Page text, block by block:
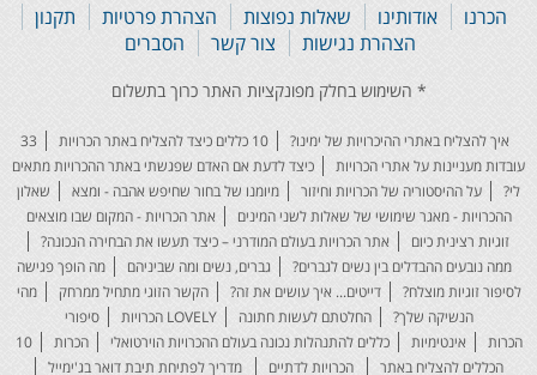
הכרנו אודותינו שאלות נפוצות הצהרת פרטיות
תקנון
הצהרת נגישות
צור קשר הסברים
איך להצליח באתרי ההיכרויות של ימינו? 10 כללים כיצד להצליח באתר הכרויות
33
עובדות מעניינות על אתרי הכרויות
כיצד לדעת אם האדם שפגשתי באתר ההכרויות מתאים
לי?
על ההיסטוריה של הכרויות וחיזור מיומנו של בחור שחיפש אהבה - ומצא
שאלון
ההכרויות - מאגר שימושי של שאלות לשני המינים
אתר הכרויות - המקום שבו מוצאים
זוגיות רצינית כיום
אתר הכרויות בעולם המודרני – כיצד תעשו את הבחירה הנכונה?
ממה נובעים ההבדלים בין נשים לגברים?
גברים, נשים ומה שביניהם
מה הופך פגישה
לסיפור זוגיות מוצלח?
דייטים... איך עושים את זה? הקשר הזוגי מתחיל ממרחק
מהי
הנשיקה שלך?
החלטתם לעשות חתונה LOVELY הכרויות
סיפורי
הכרות
אינטימיות כללים להתנהלות נכונה בעולם ההכרויות הוירטואלי הכרות
10
הכללים להצליח באתר
הכרויות לדתיים מדריך לפתיחת תיבת דואר בג'ימייל